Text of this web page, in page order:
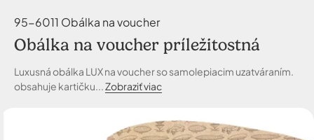
95-6011 Obálka na voucher
Obálka na voucher príležitostná
Luxusná obálka LUX na voucher so samolepiacim uzatváraním.
obsahuje kartičku...Zobraziť viac